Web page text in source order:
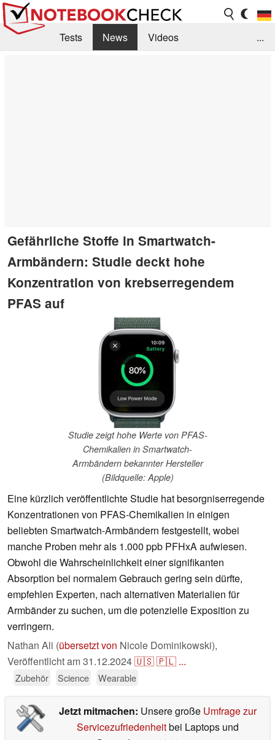
Tests News
Videos
...
Gefährliche Stoffe in Smartwatch-
Armbändern: Studie deckt hohe
Konzentration von krebserregendem
PFAS auf
Studie zeigt hohe Werte von PFAS-
Chemikalien in Smartwatch-
Armbändern bekannter Hersteller
(Bildquelle: Apple)
Eine kürzlich veröffentlichte Studie hat besorgniserregende
Konzentrationen von PFAS-Chemikalien in einigen
beliebten Smartwatch-Armbändern festgestellt, wobei
manche Proben mehr als 1.000 ppb PFHxA aufwiesen.
Obwohl die Wahrscheinlichkeit einer signifikanten
Absorption bei normalem Gebrauch gering sein dürfte,
empfehlen Experten, nach alternativen Materialien für
Armbänder zu suchen, um die potenzielle Exposition zu
verringern.
Nathan Ali (übersetzt von Nicole Dominikowski),
Veröffentlicht am31.12.2024🇺🇸🇵🇱 ...
Zubehör Science Wearable
Jetzt mitmachen: Unsere große Umfrage zur
Servicezufriedenheitbei Laptops und